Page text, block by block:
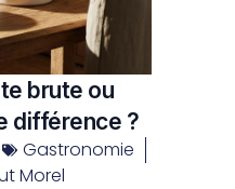
brute ou
différence ?
Gastronomie
Morel